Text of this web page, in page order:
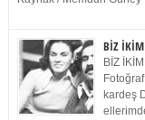
BİZ
BİZ
kardeş